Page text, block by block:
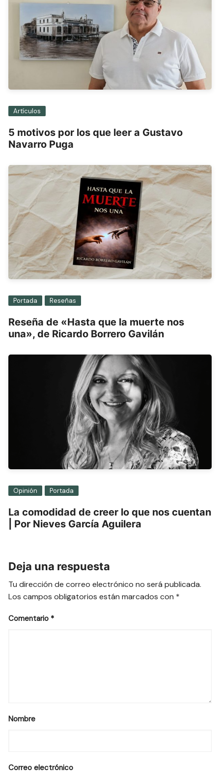
Artículos
5 motivos por los que leer a Gustavo
Navarro Puga
Portada Reseñas
Reseña de «Hasta que la muerte nos
una», de Ricardo Borrero Gavilán
Opinión Portada
La comodidad de creer lo que nos cuentan
| Por Nieves García Aguilera
Deja una respuesta
Tu dirección de correo electrónico no será publicada.
Los campos obligatorios están marcados con *
Comentario *
Nombre
Correo electrónico